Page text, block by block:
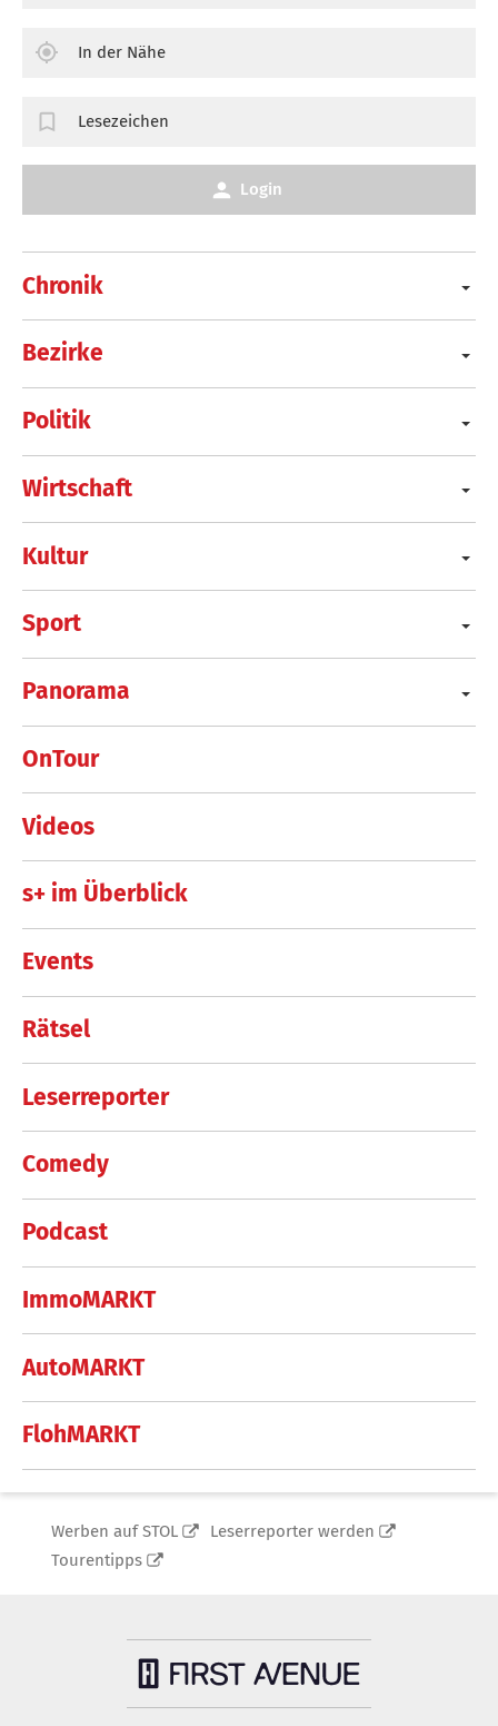
Chronik
Bezirke
Politik
Wirtschaft
Kultur
Sport
Panorama
OnTour
Videos
s+ im Überblick
Events
Rätsel
Leserreporter
Comedy
Podcast
ImmoMARKT
AutoMARKT
FlohMARKT
In der Nähe
Lesezeichen
Login
Werben auf STOL
Leserreporter werden
Tourentipps